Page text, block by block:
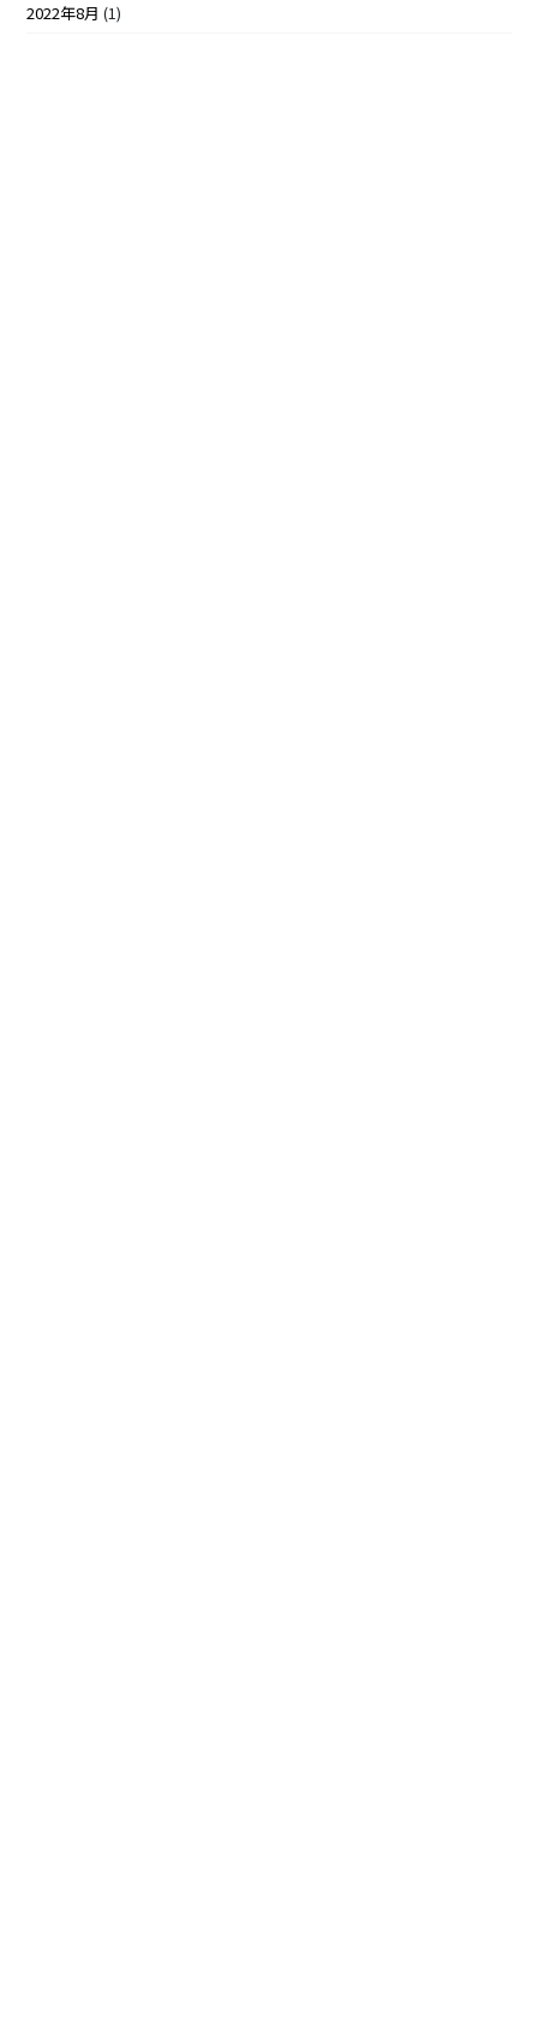
2022年8月 (1)